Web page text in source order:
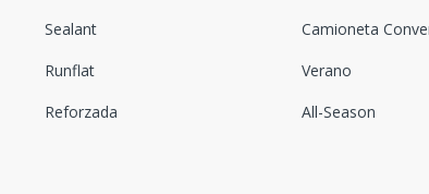
Sealant
Runflat
Reforzada
Camioneta
Verano
All-Season